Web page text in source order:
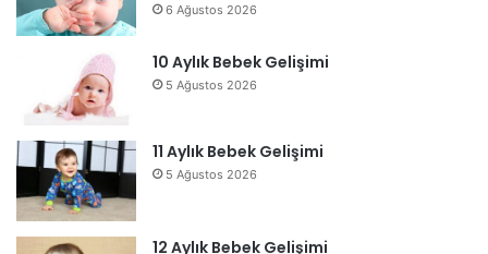
6 Ağustos 2026
10 Aylık Bebek Gelişimi
5 Ağustos 2026
11 Aylık Bebek Gelişimi
5 Ağustos 2026
12 Aylık Bebek Gelişimi